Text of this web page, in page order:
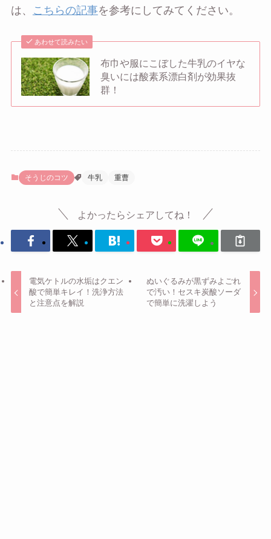
は、 こちらの記事を参考にしてみてください。
あわせて読みたい
布巾や服にこぼした牛乳のイヤな
臭いには酸素系漂白剤が効果抜
群！
そうじのコツ 牛乳 重曹
よかったらシェアしてね！
電気ケトルの水垢はクエン
酸で簡単キレイ！洗浄方法
と注意点を解説
ぬいぐるみが黒ずみよごれ
で汚い！セスキ炭酸ソーダ
で簡単に洗濯しよう